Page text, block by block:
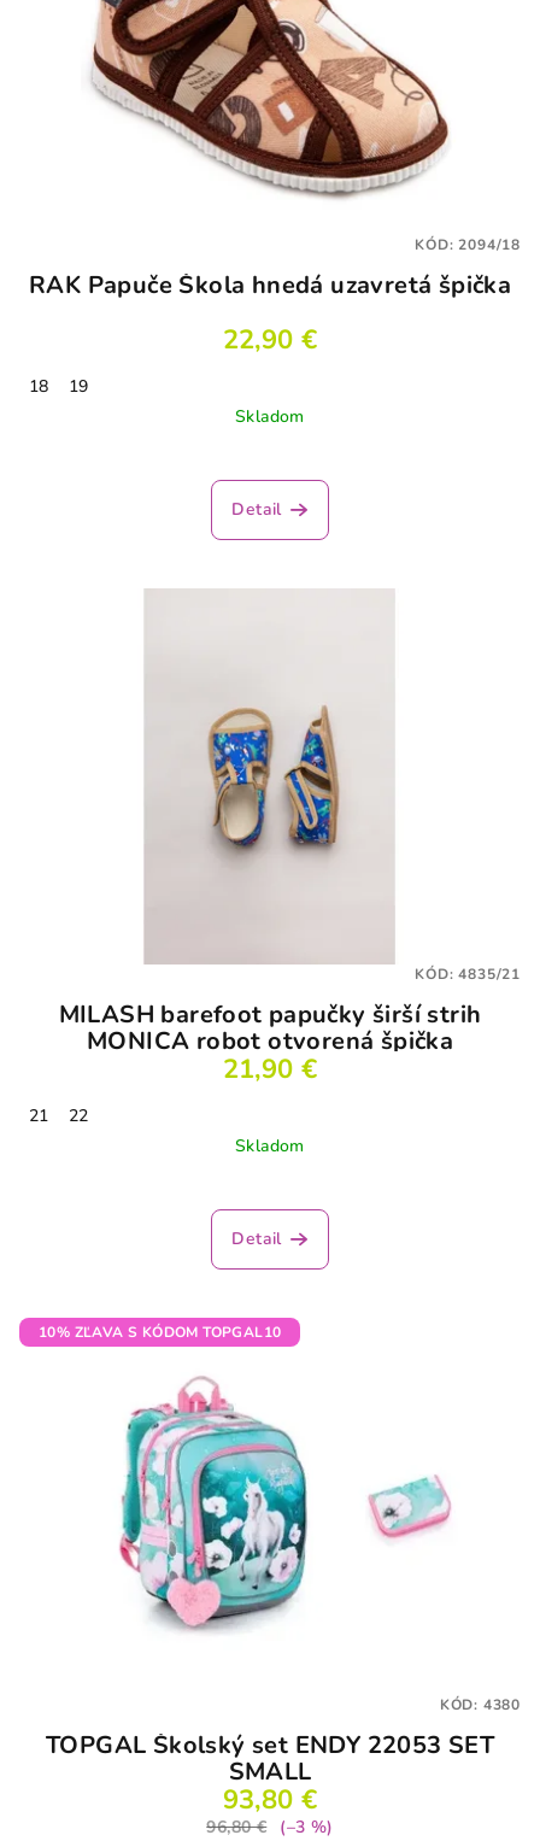
RAK Papuče Škola hnedá uzavretá špička
22,90 €
18
19
Skladom
Detail
KÓD:2094/18
MILASH barefoot papučky širší strih
MONICA robot otvorená špička
21,90 €
21
22
Skladom
hodnotenie
produktu
5
hviezdičiek.
Detail
KÓD:4835/21
10% ZĽAVA S KÓDOM TOPGAL10
TOPGAL Školský set ENDY 22053 SET
SMALL
93,80 €
96,80 €
(–3 %)
KÓD: 4380